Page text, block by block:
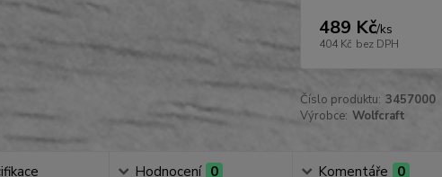
489 Kč/ks
404 Kč bez DPH
Číslo produktu: 3457000
Výrobce: Wolfcraft
Hodnocení 0 Komentáře 0